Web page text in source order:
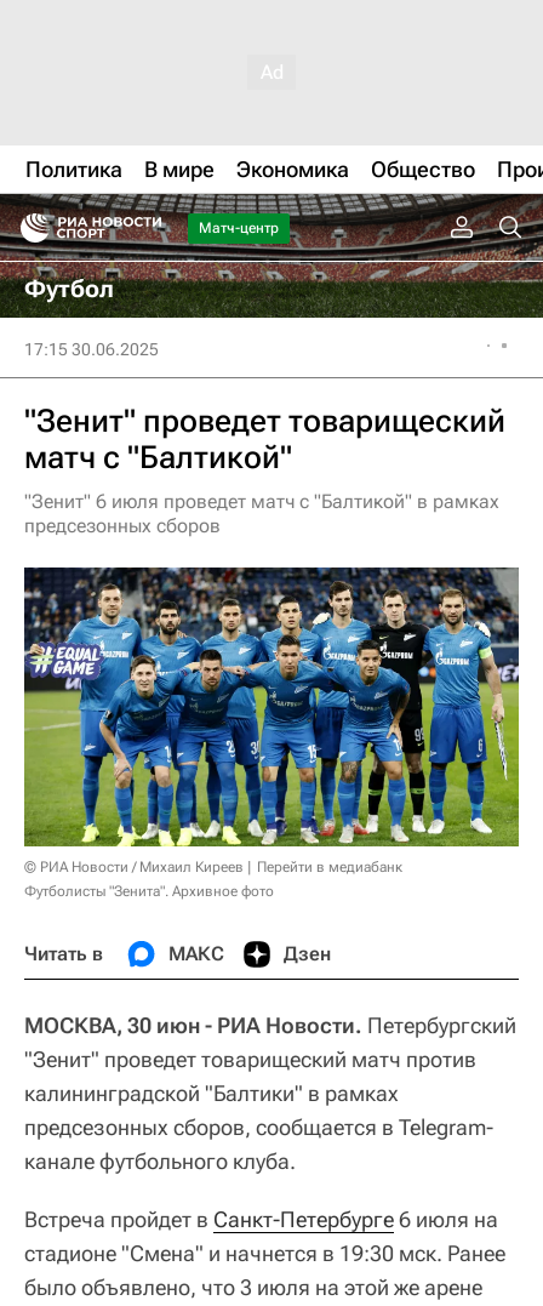
Политика В мире Экономика Общество
Матч-центр
Футбол
17:15 30.06.2025
"Зенит" проведет товарищеский
матч с "Балтикой"
"Зенит" 6 июля проведет матч с "Балтикой" в рамках
предсезонных сборов
© РИА Новости / Михаил Киреев
Перейти в медиабанк
Футболисты "Зенита". Архивное фото
Читать в МАКС Дзен
МОСКВА, 30 июн - РИА Новости. Петербургский
"Зенит" проведет товарищеский матч против
калининградской "Балтики" в рамках
предсезонных сборов, сообщается в Telegram-
канале футбольного клуба.
Встреча пройдет в Санкт-Петербурге6 июля на
стадионе "Смена" и начнется в 19:30 мск. Ранее
было объявлено, что 3 июля на этой же арене